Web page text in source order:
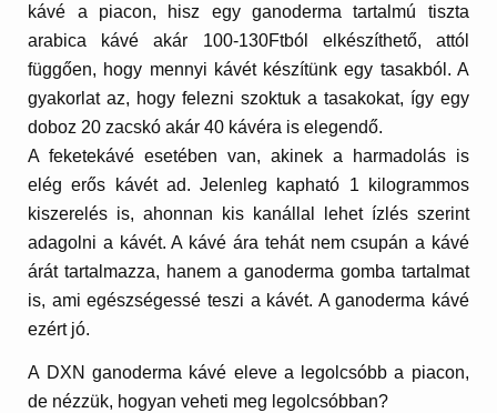
kávé a piacon, hisz egy ganoderma tartalmú tiszta
arabica kávé akár 100-130Ftból elkészíthető, attól
függően, hogy mennyi kávét készítünk egy tasakból. A
gyakorlat az, hogy felezni szoktuk a tasakokat, így egy
doboz 20 zacskó akár 40 kávéra is elegendő.
A feketekávé esetében van, akinek a harmadolás is
elég erős kávét ad. Jelenleg kapható 1 kilogrammos
kiszerelés is, ahonnan kis kanállal lehet ízlés szerint
adagolni a kávét. A kávé ára tehát nem csupán a kávé
árát tartalmazza, hanem a ganoderma gomba tartalmat
is, ami egészségessé teszi a kávét. A ganoderma kávé
ezért jó.
A DXN ganoderma kávé eleve a legolcsóbb a piacon,
de nézzük, hogyan veheti meg legolcsóbban?